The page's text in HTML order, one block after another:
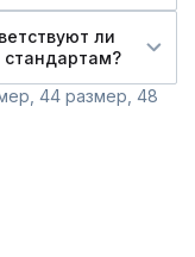
ли
стандартам?
44 размер 48